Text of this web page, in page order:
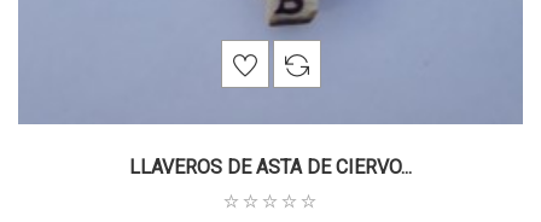
LLAVEROS DE ASTA DE CIERVO...